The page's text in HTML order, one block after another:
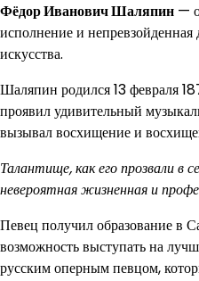
Фёдор Иванович Шаляпин —
исполнение и
искусства.
Шаляпин родился 13 февраля
проявил удивительный
вызывал восхищение и
Талантище, как его прозвали в
невероятная жизненная и
Певец получил образование в
возможность выступать на
русским оперным певцом,